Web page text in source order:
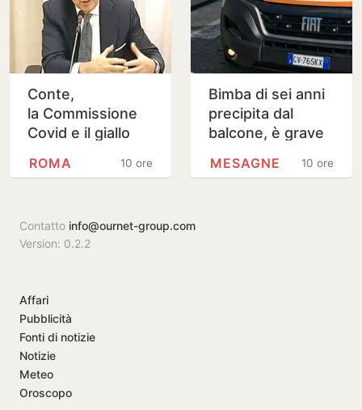
Conte,
la Commissione
Covid e il giallo
anonima sulle 10 ore
ROMA
Bimba di sei anni
precipita dal
balcone, è grave
10 ore
MESAGNE
Contatto info@ournet-group.com
Version: 0.2.2
Affari
Pubblicità
Fonti di notizie
Notizie
Meteo
Oroscopo